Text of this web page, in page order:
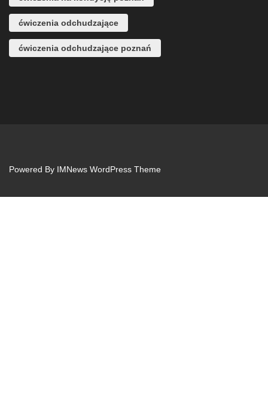
ćwiczenia odchudzające
ćwiczenia odchudzające poznań
Powered By IMNews WordPress Theme